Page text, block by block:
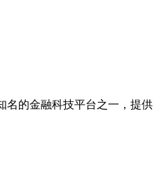
名的金融科技平台之一，提供